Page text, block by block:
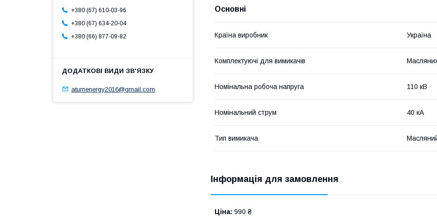
Основні
Країна виробник Україна
Комплектуючі для вимикачів
Номінальна робоча напруга 110 кВ
Номінальний струм 40 кА
Тип вимикача
Інформація для замовлення
Ціна: 990 ₴
+380 (67) 610-03-96
+380 (67) 634-20-04
+380 (66) 877-09-82
atumenergy2016@gmail.com